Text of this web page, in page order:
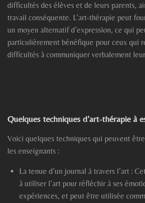
difficultés des élèves et de leurs parents,
travail conséquente. L’art-thérapie peut
un moyen alternatif d’expression, ce qui
particulièrement bénéfique pour ceux qui
difficultés à communiquer verbalement
Quelques techniques d’art-thérapie à
Voici quelques techniques qui peuvent
les enseignants :
La tenue d’un journal à travers l’art :
à utiliser l’art pour réfléchir à ses
expériences, et peut être utilisée